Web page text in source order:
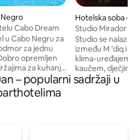
Negro
Cabo Dream
u Cabo Negru za
za jednu
opremljen
za kuhanje
krevetom
na razvlačenje.
balkon s
Hotelska soba –
Studio Mirador s
Negro-Martilu
Studio se nalazi
između M 'diq i
klima-uređajem,
kaučem, dječjim
kuhinjom,
om, Wi-Fi
– popularni sadržaji u